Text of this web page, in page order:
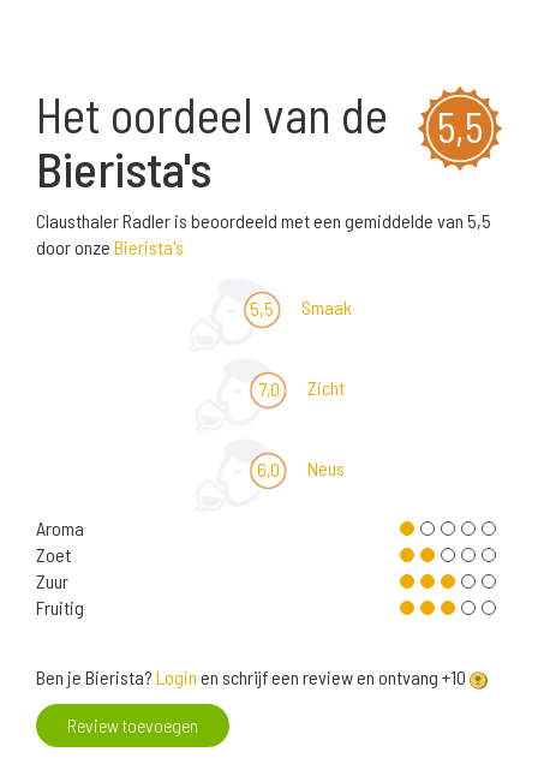
5,5
Het oordeel van de
Bierista's
Clausthaler Radler is beoordeeld met een gemiddelde van 5,5
door onze Bierista's
5,5 Smaak
7,0 Zicht
6,0 Neus
Aroma
Zoet
Zuur
Fruitig
Ben je Bierista? Login en schrijf een review en ontvang +10
Review toevoegen